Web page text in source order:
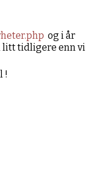
og i år
litt tidligere enn vi
!